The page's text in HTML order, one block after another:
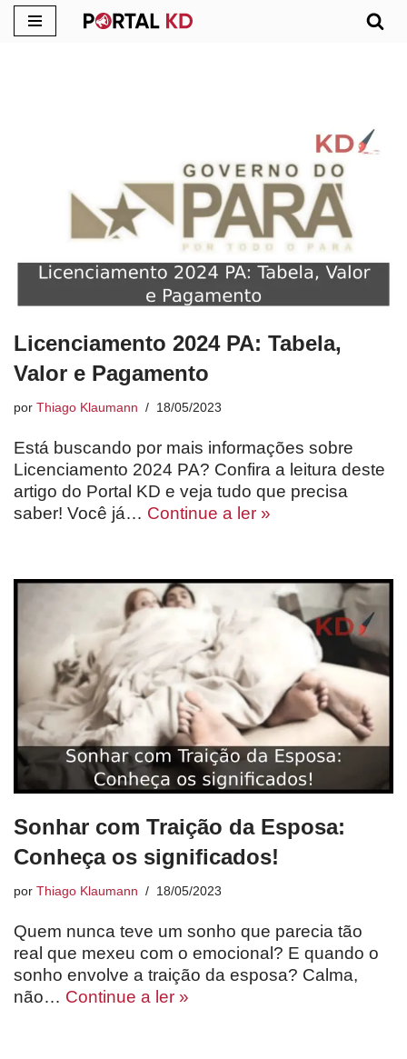
Licenciamento 2024 PA: Tabela,
Valor e Pagamento
por Thiago Klaumann 18/05/2023
Está buscando por mais informações sobre
Licenciamento 2024 PA? Confira a leitura deste
artigo do Portal KD e veja tudo que precisa
saber! Você já… Continue a ler »
Sonhar com Traição da Esposa:
Conheça os significados!
por Thiago Klaumann 18/05/2023
Quem nunca teve um sonho que parecia tão
real que mexeu com o emocional? E quando o
sonho envolve a traição da esposa? Calma,
não… Continue a ler »